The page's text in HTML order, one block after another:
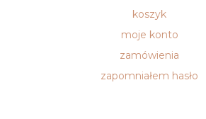
koszyk
moje konto
zamówienia
zapomniałem hasło